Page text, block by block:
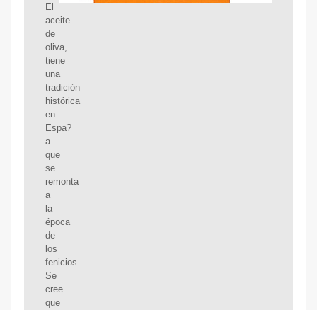
El
aceite
de
oliva,
tiene
una
tradición
histórica
en
Espa?
a
que
se
remonta
a
la
época
de
los
fenicios.
Se
cree
que